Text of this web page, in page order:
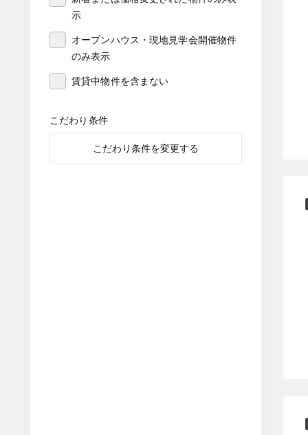
示
オープンハウス・現地見学会開催物件
のみ表示
賃貸中物件を含まない
こだわり条件
こだわり条件を変更する